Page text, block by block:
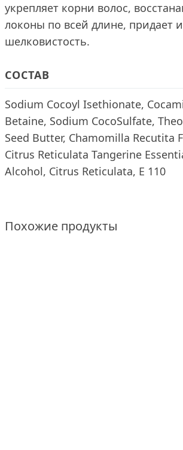
укрепляет корни волос,
локоны по всей длине, придает
шелковистость.
СОСТАВ
Sodium Cocoyl Isethionate,
Betaine, Sodium CocoSulfate,
Seed Butter, Chamomilla Recutita
Citrus Reticulata Tangerine
Alcohol, Citrus Reticulata, E 110
Похожие продукты